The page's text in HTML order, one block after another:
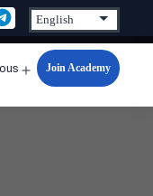
Open
menu
Join Academy